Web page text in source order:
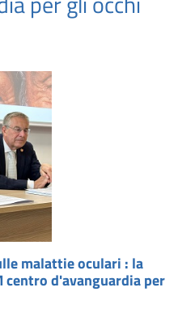
malattie oculari : la
centro d'avanguardia per